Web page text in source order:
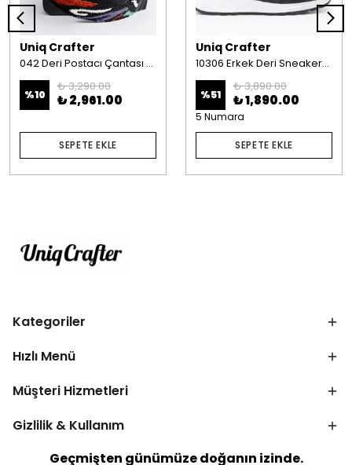
Uniq Crafter
042 Deri Postacı Çantası Siyah-Zebra
%10
₺ 3,290.00
₺ 2,961.00
SEPETE EKLE
Uniq Crafter
10306 Erkek Deri Sneakers Lacivert
%51
₺ 3,890.00
₺ 1,890.00
5 Numara
SEPETE EKLE
Kategoriler
Hızlı Menü
Müşteri Hizmetleri
Gizlilik & Kullanım
Geçmişten günümüze doğanın izinde.